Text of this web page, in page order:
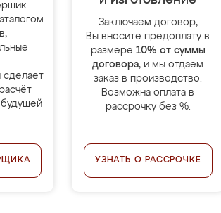
сделает
Заключаем договор,
Вы вносите предоплату в
размере 10% от суммы
договора, и мы отдаём
заказ в производство.
Возможна оплата в
рассрочку без %.
УЗНАТЬ О РАССРОЧКЕ